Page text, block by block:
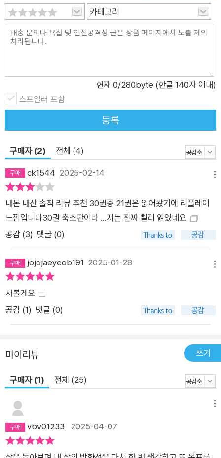
“개천에서도 용은 난다. 당신이 믿지 않는 것은 다른 무엇도 아닌
당신 자신뿐이다.” 좀처럼 침대에서 일어나지 않는 사람들도 이
책을 하루에 한 챕터씩 읽다 보면 점차 믿게 된다. 오늘 한 걸음을
태어나 집에 압류 딱지가 붙기도 했고, 등록금 때문에 직업군인의
삶을 택하기도 했다. “돈은 무조건 저축해야 한다.”, “빚은 절대로
안 된다.”는 좁은 경제관념 속에 살아 재테크를 겁냈고, 친구와 술
을 즐기며 살았다. 그러던 어느 날 부동산으로 수익을 내는 친구
를 시작했다. 술 대신 책으로 집을 채우고 친구 대신 독서로 시간
번쩍 뜨고 달리기 시작했고, 이동시간을 쪼개 오디오북을 듣기 시
작했다. 그렇게 매년 100권 넘는 책을 읽었더니 삶이 바뀌었다.
몇 년 만에 아파트 두 채를 갖게 되었고 억대 자산가가 되었다. 개
천에서 용이 났다. 그는 부와 성공을 갖고 태어난 사람인가? 아니
다. 그는 단지 행동했을 뿐이다. 이 책은 단순히 성공한 사람들의
이야기를 전하는 데서 그치지 않는다. 저자 리치파카는 독자들이
자신만의 ‘Why’를 정의하고, 이를 바탕으로 구체적인 목표와 실
행 계획을 수립하도록 돕는 실질적인 가이드라인을 제공한다. 또
한, 저자가 6년 동안 꾸준히 실행한 자기계발 여정을 바탕으로,
독자들이 불필요한 시행착오를 줄이고 효과적으로 목표를 달성
할 수 있도록 독자들을 안내한다. 《부자들의 서재》는 단순한 독
공의 여정에 동반자가 되어 줄 이 책은 부와 성장이라는 꿈을 현
실로 만들고자 하는 모든 이들에게 명확한 나침반이 되어 줄 것이
다. 부자들의 지혜를 당신의 무기로 만들어라 경제적 자유로 가는
치파카가 읽은 수백 권의 자기계발서, 경제경영서 중에서도 30
권을 엄선해 담아낸 것이다. 그리고 이를 〈PART 1. 목표의 힘〉,
〈PART 2. 돈의 정의, 부의 정의〉, 〈PART 3. 생각의 힘〉, 〈PART
4. 습관의 힘〉, 〈PART 5. 실행의 힘〉으로 나누었다. 각 장의 끝에
카테고리
현재 0/280byte (한글 140자 이내)
스포일러 포함
등록
구매자 (2) 전체 (4)
ck1544 2025-02-14
내돈 내산 솔직 리뷰 추천 30권중 21권은 읽어봤기에 리플레이
느낌입니다30권 축소판이라 ...저는 진짜 빨리 읽었네요
공감 (3) 댓글 (0)
jojojaeyeob191 2025-01-28
사볼게요
공감 (1) 댓글 (0)
마이리뷰 쓰기
구매자 (1) 전체 (25)
vbv01233 2025-04-07